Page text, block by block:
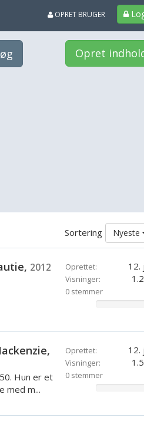
OPRET BRUGER
Opret
Nyeste
Sortering
2012 Oprettet: 12.
Visninger:
0 stemmer
Hun er et
med m...
Oprettet: 12.
Visninger:
0 stemmer